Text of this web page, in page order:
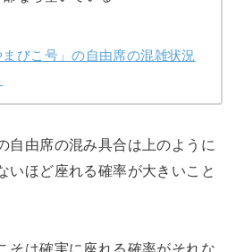
びこ号」の自由席の混雑状況
自由席の混み具合は上のように
ほど座れる確率が大きいこと
そは確実に座れる確率がそれな